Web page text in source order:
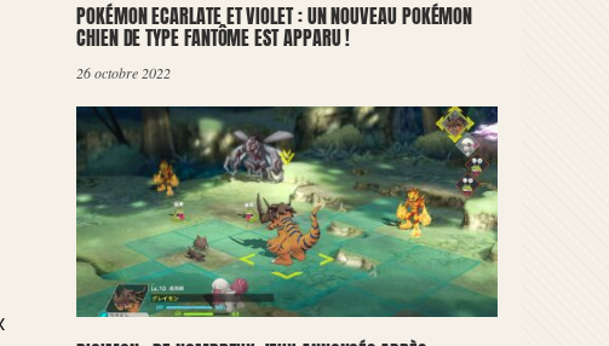
POKÉMON ECARLATE ET VIOLET : UN NOUVEAU POKÉMON
CHIEN DE TYPE FANTÔME EST APPARU !
26 octobre 2022